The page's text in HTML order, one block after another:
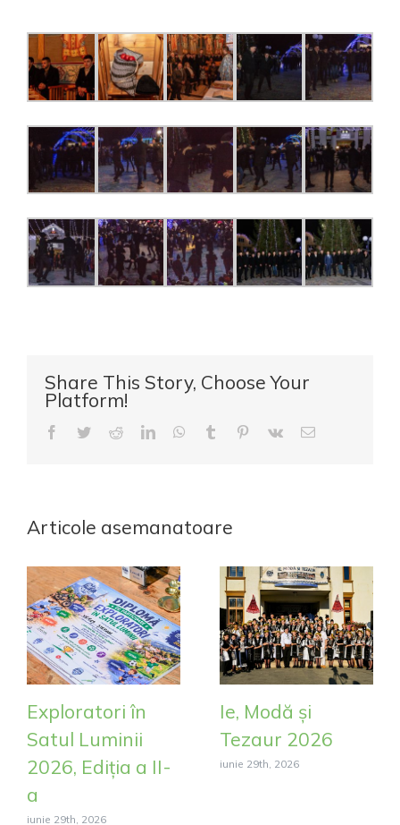
Share This Story, Choose Your
Platform!
Facebook
TwitterRedditLinkedInWhatsApp
Tumblr Pinterest
Vk
E-
Articole asemanatoare
Exploratori în
Satul Luminii
2026, Ediția a II-
a
iunie 29th, 2026
Ie, Modă și
Tezaur 2026
iunie 29th, 2026